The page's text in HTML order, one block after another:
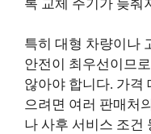
록 교체 주기가 늦춰
특히 대형 차량이나
안전이 최우선이므
않아야 합니다. 가격
으려면 여러 판매처
나 사후 서비스 조건